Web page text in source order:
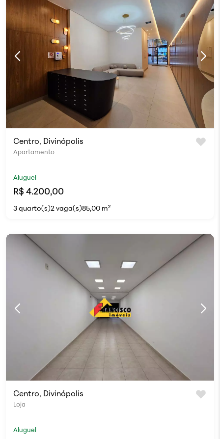
Centro, Divinópolis
Apartamento
Aluguel
R$ 4.200,00
3 quarto(s)2 vaga(s)85,00 m²
Centro, Divinópolis
Loja
Aluguel